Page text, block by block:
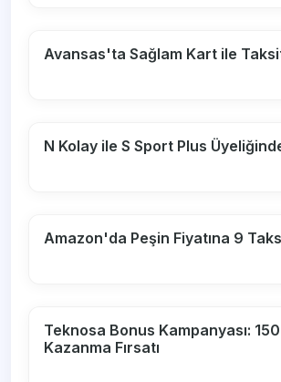
Avansas'ta Sağlam Kart ile Taksit
N Kolay ile S Sport Plus
Amazon'da Peşin Fiyatına 9
Teknosa Bonus Kampanyası:
Kazanma Fırsatı